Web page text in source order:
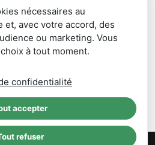
SICTOM RM – SAMEDI 6 JUIN
2026 – à partir du 18 mai 2026
nécessaires au
avec votre accord, des
ou marketing. Vous
à tout moment.
confidentialité
accepter
refuser